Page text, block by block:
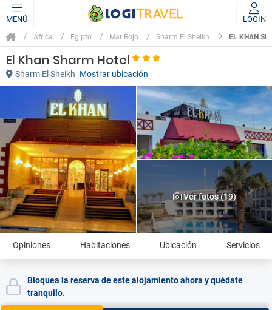
MENÚ LOGIN
África Egipto Mar Rojo Sharm El Sheikh EL KHAN
El Khan Sharm Hotel
Sharm El Sheikh Mostrar ubicación
Ver fotos (19)
Opiniones Habitaciones Ubicación Servicios
Bloquea la reserva de este alojamiento ahora y quédate
tranquilo.